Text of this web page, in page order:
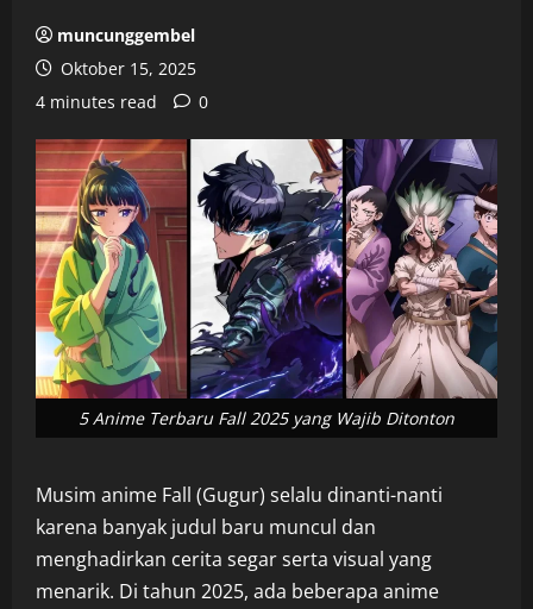
muncunggembel
Oktober 15, 2025
4 minutes read
0
5 Anime Terbaru Fall 2025 yang Wajib Ditonton
Musim anime Fall (Gugur) selalu dinanti-nanti
karena banyak judul baru muncul dan
menghadirkan cerita segar serta visual yang
menarik. Di tahun 2025, ada beberapa anime